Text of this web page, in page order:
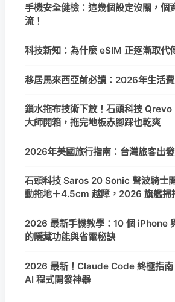
手機安全健檢：這幾個設定沒關，個
流！
科技新知：為什麼 eSIM 正逐漸取代
移居馬來西亞前必讀：2026年生活
鎖水拖布技術下放！石頭科技
大師開箱，拖完地板赤腳踩也乾爽
2026年美國旅行指南：台灣旅客出
石頭科技 Saros 20 Sonic 聲波騎士
動拖地＋4.5cm 越障，2026 旗艦掃
2026 最新手機教學：10 個 iPhone
的隱藏功能與省電秘訣
2026 最新！Claude Code 終極指南
AI 程式開發神器